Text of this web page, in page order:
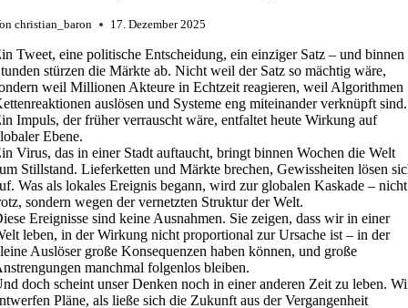
christian_baron 17. Dezember 2025
Tweet, eine politische Entscheidung, ein einziger Satz – und binnen
stürzen die Märkte ab. Nicht weil der Satz so mächtig wäre,
weil Millionen Akteure in Echtzeit reagieren, weil Algorithmen
auslösen und Systeme eng miteinander verknüpft sind.
Impuls, der früher verrauscht wäre, entfaltet heute Wirkung auf
Ebene.
Virus, das in einer Stadt auftaucht, bringt binnen Wochen die Welt
Stillstand. Lieferketten und Märkte brechen, Gewissheiten lösen
Was als lokales Ereignis begann, wird zur globalen Kaskade – nicht
sondern wegen der vernetzten Struktur der Welt.
Ereignisse sind keine Ausnahmen. Sie zeigen, dass wir in einer
leben, in der Wirkung nicht proportional zur Ursache ist – in der
Auslöser große Konsequenzen haben können, und große
manchmal folgenlos bleiben.
doch scheint unser Denken noch in einer anderen Zeit zu leben.
Pläne, als ließe sich die Zukunft aus der Vergangenheit